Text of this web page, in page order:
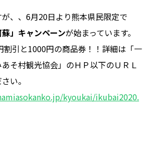
、、6月20日より熊本県民限定で
蘇」キャンペーンが始まっています。
割引と1000円の商品券！！詳細は「一
そ村観光協会」のＨＰ以下のＵＲＬ
い。
kyoukai/ikubai2020.